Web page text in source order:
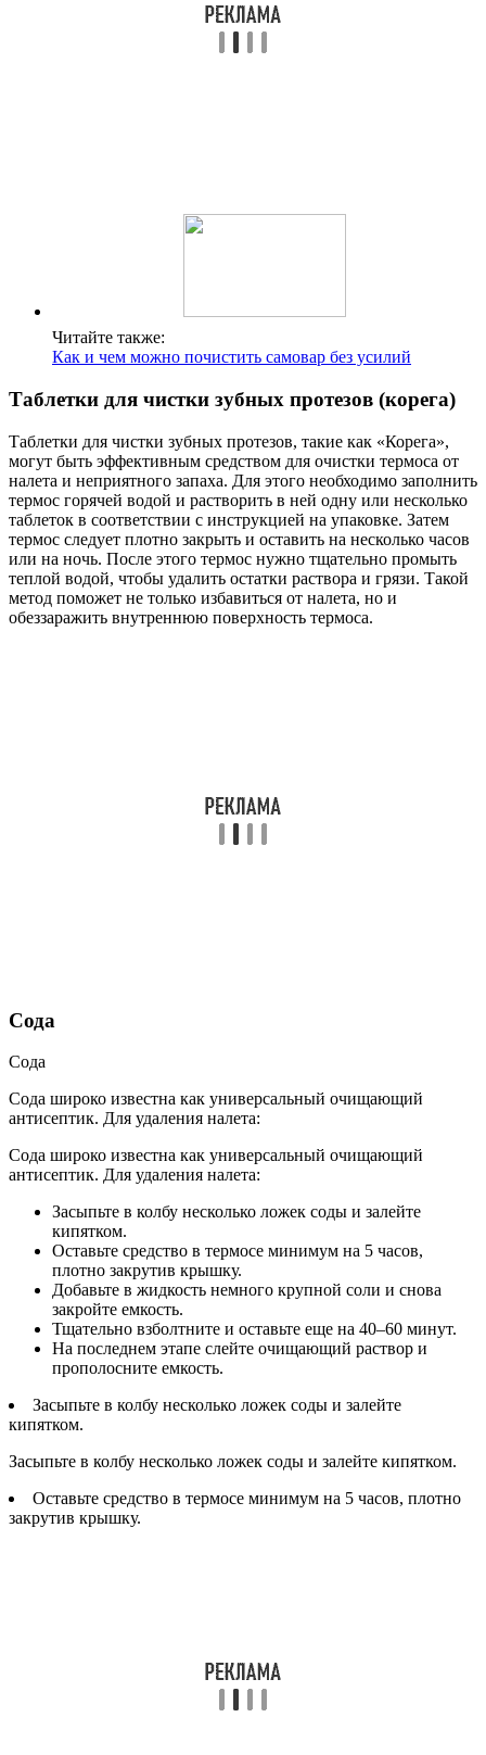
Читайте также:
Как и чем можно почистить самовар без усилий
Таблетки для чистки зубных протезов (корега)
Таблетки для чистки зубных протезов, такие как «Корега»,
могут быть эффективным средством для очистки термоса от
налета и неприятного запаха. Для этого необходимо заполнить
термос горячей водой и растворить в ней одну или несколько
таблеток в соответствии с инструкцией на упаковке. Затем
термос следует плотно закрыть и оставить на несколько часов
или на ночь. После этого термос нужно тщательно промыть
теплой водой, чтобы удалить остатки раствора и грязи. Такой
метод поможет не только избавиться от налета, но и
обеззаражить внутреннюю поверхность термоса.
Сода
Сода
Сода широко известна как универсальный очищающий
антисептик. Для удаления налета:
Сода широко известна как универсальный очищающий
антисептик. Для удаления налета:
Засыпьте в колбу несколько ложек соды и залейте
кипятком.
Оставьте средство в термосе минимум на 5 часов,
плотно закрутив крышку.
Добавьте в жидкость немного крупной соли и снова
закройте емкость.
Тщательно взболтните и оставьте еще на 40–60 минут.
На последнем этапе слейте очищающий раствор и
прополосните емкость.
Засыпьте в колбу несколько ложек соды и залейте
кипятком.
Засыпьте в колбу несколько ложек соды и залейте кипятком.
Оставьте средство в термосе минимум на 5 часов, плотно
закрутив крышку.